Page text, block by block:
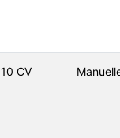
10 CV